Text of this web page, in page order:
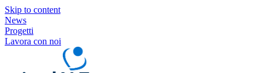
Skip to content
News
Progetti
Lavora con noi